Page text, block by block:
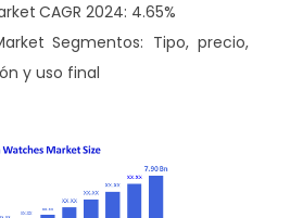
CAGR 2024: 4.65%
Segmentos: Tipo, precio,
y uso final